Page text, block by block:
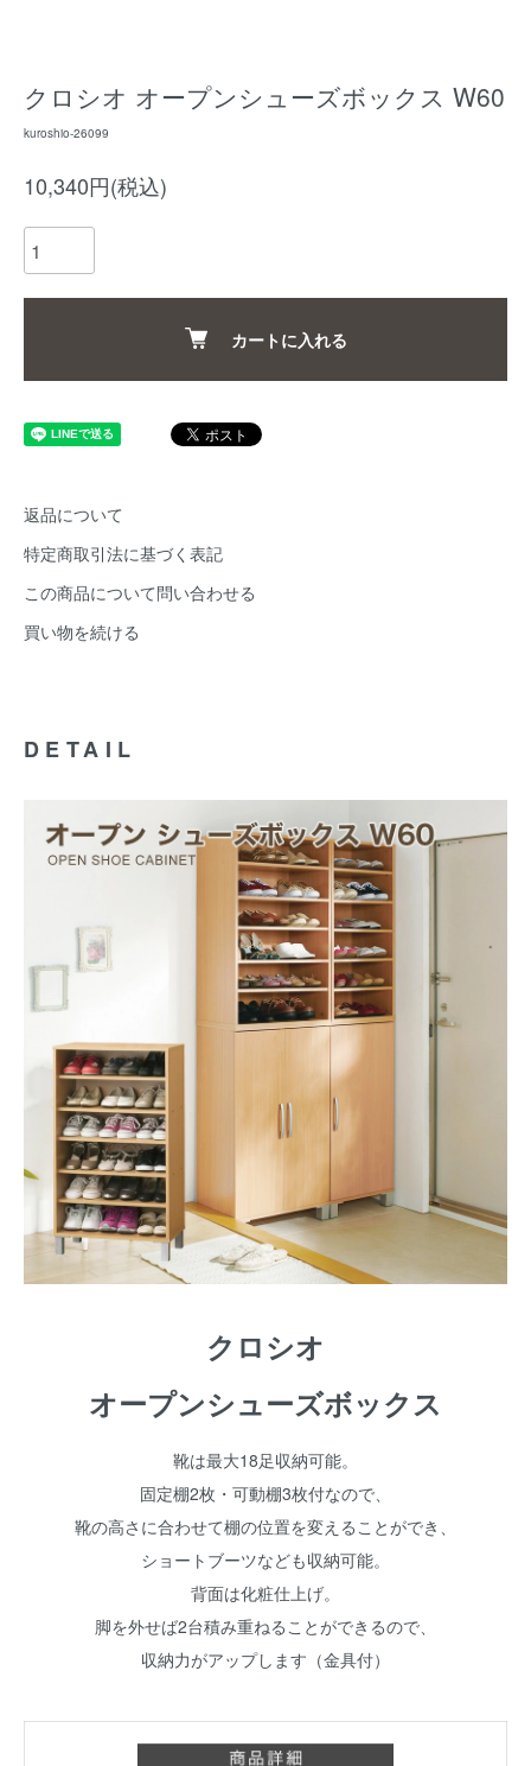
クロシオ オープンシューズボックス W60
kuroshio-26099
10,340円(税込)
カートに入れる
返品について
特定商取引法に基づく表記
この商品について問い合わせる
買い物を続ける
DETAIL
クロシオ
オープンシューズボックス
靴は最大18足収納可能。
固定棚2枚・可動棚3枚付なので、
靴の高さに合わせて棚の位置を変えることができ、
ショートブーツなども収納可能。
背面は化粧仕上げ。
脚を外せば2台積み重ねることができるので、
収納力がアップします（金具付）